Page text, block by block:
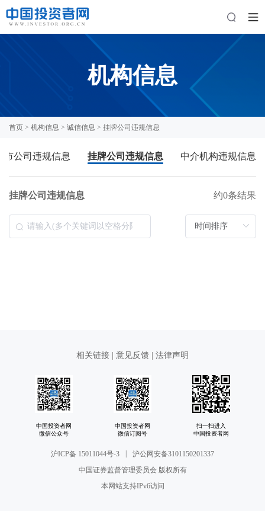
机构信息
首页 > 机构信息 > 诚信信息 > 挂牌公司违规信息
市公司违规信息 挂牌公司违规信息 中介机构违规信息
挂牌公司违规信息 约0条结果
相关链接 意见反馈 法律声明
中国投资者网
微信公众号
中国投资者网
微信订阅号
扫一扫进入
中国投资者网
沪ICP备 15011044号-3
沪公网安备3101150201337
中国证券监督管理委员会 版权所有
本网站支持IPv6访问